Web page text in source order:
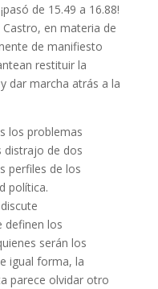
de 15.49 a 16.88!
en materia de
de manifiesto
restituir la
dar marcha atrás a la
los problemas
distrajo de dos
perfiles de los
política.
definen los
serán los
igual forma, la
parece olvidar otro